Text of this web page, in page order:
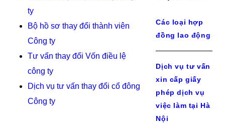
ty
Bộ hồ sơ thay đổi thành viên
Công ty
Tư vấn thay đổi Vốn điều lệ
công ty
Dịch vụ tư vấn thay đổi cổ đông
Công ty
Các loại hợp
đồng lao động
Dịch vụ tư vấn
xin cấp giấy
phép dịch vụ
việc làm tại Hà
Nội